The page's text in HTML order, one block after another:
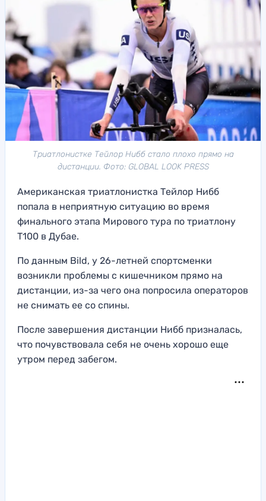
Триатлонистке Тейлор Нибб стало плохо прямо на
дистанции. Фото: GLOBAL LOOK PRESS
Американская триатлонистка Тейлор Нибб
попала в неприятную ситуацию во время
финального этапа Мирового тура по триатлону
T100 в Дубае.
По данным Bild, у 26-летней спортсменки
возникли проблемы с кишечником прямо на
дистанции, из-за чего она попросила операторов
не снимать ее со спины.
После завершения дистанции Нибб призналась,
что почувствовала себя не очень хорошо еще
утром перед забегом.